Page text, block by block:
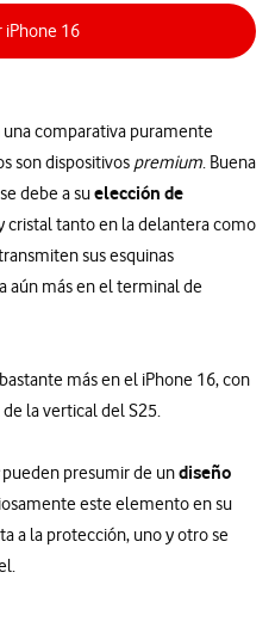
iPhone 16
comparativa puramente
son dispositivos premium. Buena
debe a suelección de
cristal tanto en la delantera como
sus esquinas
aún más en el terminal de
más en el iPhone 16, con
la vertical del S25.
pueden presumir de undiseño
este elemento en su
a la protección, uno y otro se